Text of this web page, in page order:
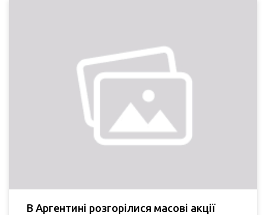
В Аргентині розгорілися масові акції